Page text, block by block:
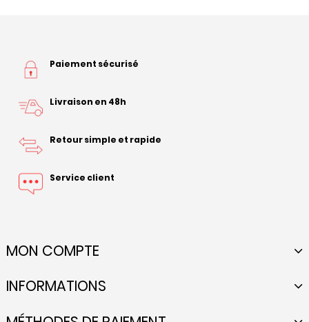
Paiement sécurisé
Livraison en 48h
Retour simple et rapide
Service client
MON COMPTE
INFORMATIONS